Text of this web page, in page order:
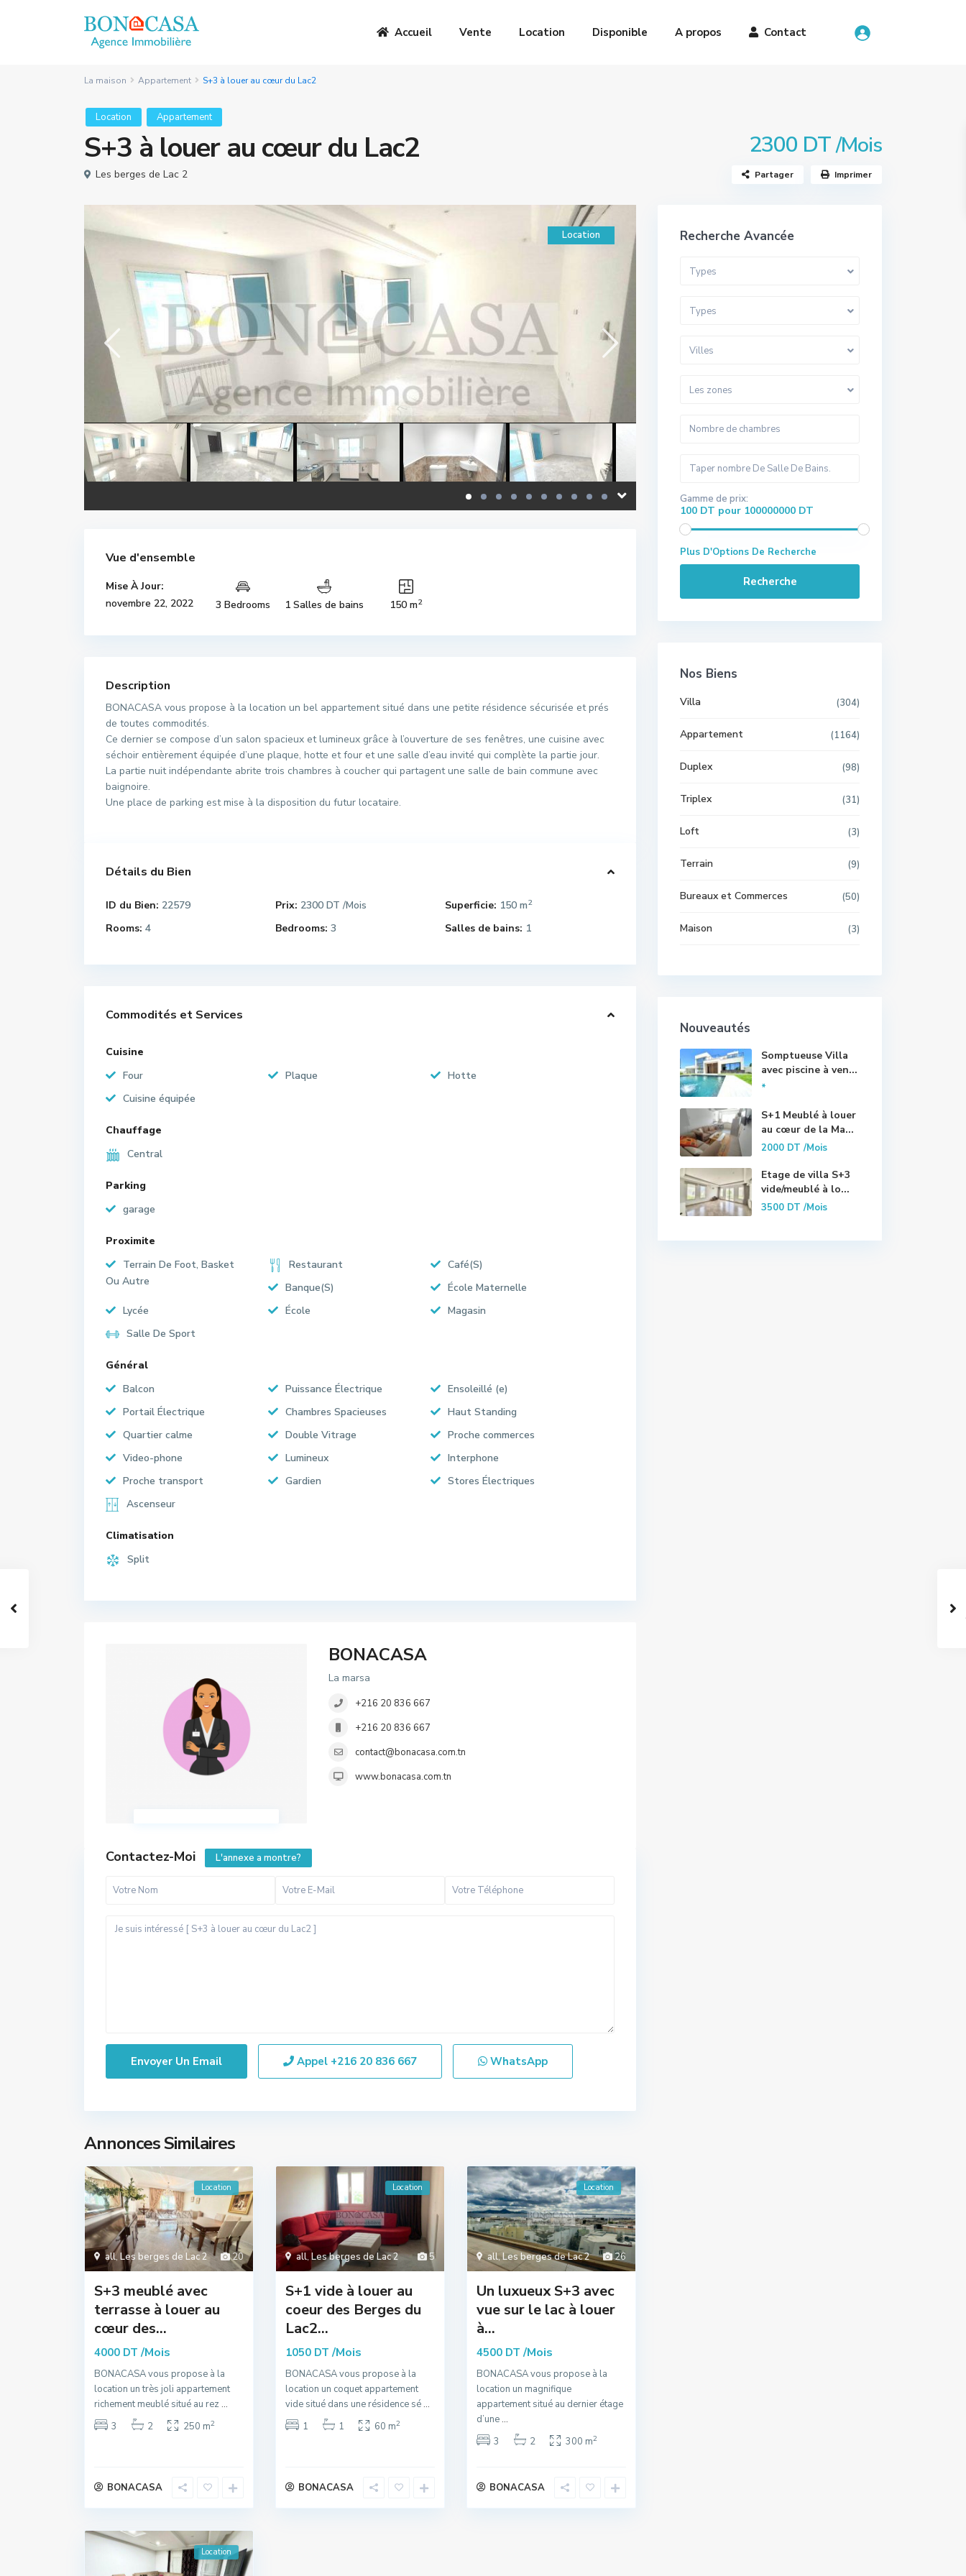
Accueil Vente Location Disponible A propos Contact
La maison Appartement S+3 à louer au cœur du Lac2
Location Appartement
S+3 à louer au cœur du Lac2 2300 DT/Mois
Les berges de Lac 2 Partager Imprimer
Location
Vue d'ensemble
Mise À Jour:
novembre 22, 2022
3 Bedrooms 1 Salles de bains 150 m2
Description
BONACASA vous propose à la location un bel appartement situé dans une petite résidence sécurisée et prés
de toutes commodités.
Ce dernier se compose d’un salon spacieux et lumineux grâce à l’ouverture de ses fenêtres, une cuisine avec
séchoir entièrement équipée d’une plaque, hotte et four et une salle d’eau invité qui complète la partie jour.
La partie nuit indépendante abrite trois chambres à coucher qui partagent une salle de bain commune avec
baignoire.
Une place de parking est mise à la disposition du futur locataire.
Détails du Bien
ID du Bien: 22579 Prix: 2300 DT /Mois Superficie: 150 m2
Rooms: 4 Bedrooms: 3 Salles de bains: 1
Commodités et Services
Cuisine
Four
Plaque
Hotte
Cuisine équipée
Chauffage
Central
Parking
garage
Proximite
Terrain De Foot, Basket
Ou Autre
Restaurant
Café(S)
Banque(S)
École Maternelle
Lycée
École
Magasin
Salle De Sport
Général
Balcon
Puissance Électrique
Ensoleillé (e)
Portail Électrique
Chambres Spacieuses
Haut Standing
Quartier calme
Double Vitrage
Proche commerces
Video-phone
Lumineux
Interphone
Proche transport
Gardien
Stores Électriques
Ascenseur
Climatisation
Split
BONACASA
La marsa
+216 20 836 667
+216 20 836 667
contact@bonacasa.com.tn
www.bonacasa.com.tn
Contactez-Moi L'annexe a montre?
Appel +216 20 836 667 WhatsApp
Annonces Similaires
20
all,Les berges de Lac 2
Location
S+3 meublé avec
terrasse à louer au
cœur des...
4000 DT/Mois
BONACASA vous propose à la
location un très joli appartement
richement meublé situé au rez ...
3
2 250 m2
BONACASA
5
all,Les berges de Lac 2
Location
S+1 vide à louer au
coeur des Berges du
Lac2...
1050 DT/Mois
BONACASA vous propose à la
location un coquet appartement
vide situé dans une résidence sé...
1
1 60 m2
BONACASA
26
all,Les berges de Lac 2
Location
Un luxueux S+3 avec
vue sur le lac à louer
à...
4500 DT/Mois
BONACASA vous propose à la
location un magnifique
appartement situé au dernier étage
d’une...
3
2 300 m2
BONACASA
Location
Recherche Avancée
Types
Types
Villes
Les zones
Gamme de prix:
100 DT pour 100000000 DT
Plus D'Options De Recherche
Recherche
Nos Biens
Villa (304)
Appartement (1164)
Duplex (98)
Triplex (31)
Loft (3)
Terrain (9)
Bureaux et Commerces (50)
Maison (3)
Nouveautés
Somptueuse Villa
avec piscine à ven...
*
S+1 Meublé à louer
au cœur de la Ma...
2000 DT/Mois
Etage de villa S+3
vide/meublé à lo...
3500 DT/Mois